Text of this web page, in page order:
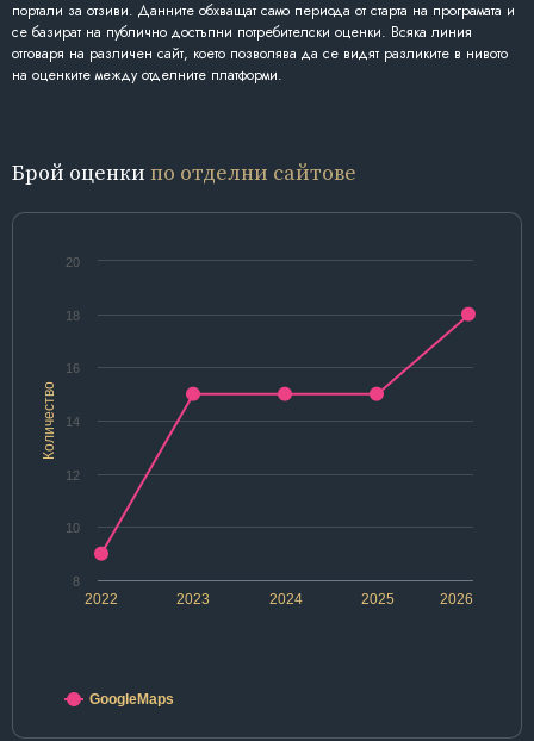
портали за отзиви. Данните обхващат само периода от старта на програмата и
се базират на публично достъпни потребителски оценки. Всяка линия
отговаря на различен сайт, което позволява да се видят разликите в нивото
на оценките между отделните платформи.
Брой оценки по отделни сайтове
Количество
2022 2024 2026
2023 2025
8
10
12
14
16
18
20
GoogleMaps